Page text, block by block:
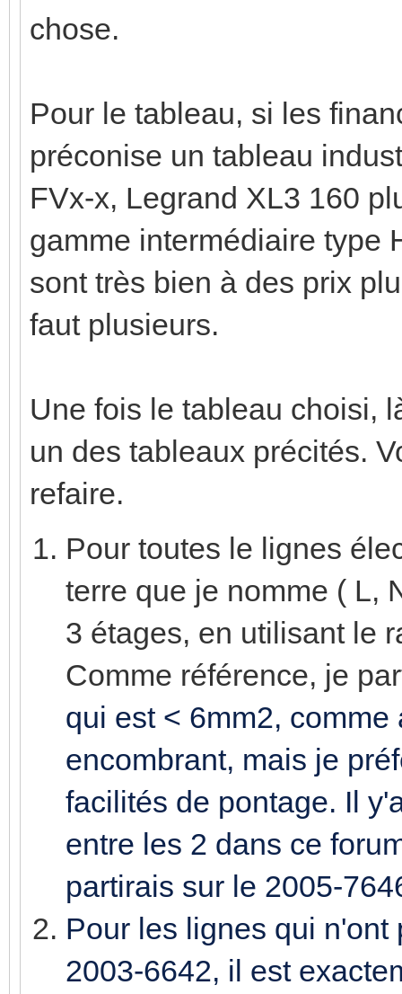
chose.
Pour le tableau, si les
préconise un tableau
FVx-x, Legrand XL3 160
gamme intermédiaire type
sont très bien à des prix
faut plusieurs.
Une fois le tableau choisi,
un des tableaux précités.
refaire.
Pour toutes le lignes
terre que je nomme ( L,
3 étages, en utilisant le
Comme référence, je
qui est < 6mm2,
encombrant, mais je
facilités de pontage. Il
entre les 2 dans ce
partirais sur le 2005-
Pour les lignes qui
2003-6642, il est